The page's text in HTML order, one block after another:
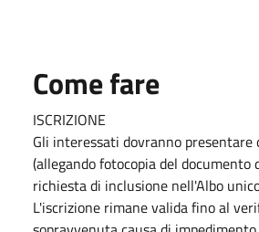
Come fare
ISCRIZIONE
Gli interessati dovranno presentare
(allegando fotocopia del documento
richiesta di inclusione nell'Albo
L'iscrizione rimane valida fino al